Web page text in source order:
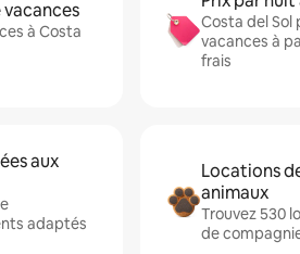
à Costa
Costa del Sol
vacances à
frais
aux
adaptés
Locations
animaux
Trouvez 530
de